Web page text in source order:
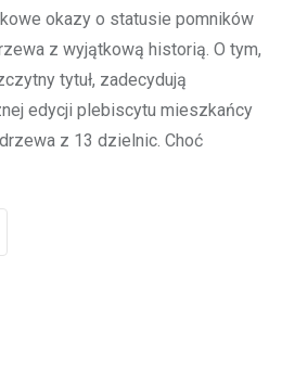
okazy o statusie pomników
z wyjątkową historią. O tym,
tytuł, zadecydują
edycji plebiscytu mieszkańcy
z 13 dzielnic. Choć